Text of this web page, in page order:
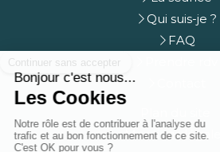
Qui suis-je ?
FAQ
Mentions légales